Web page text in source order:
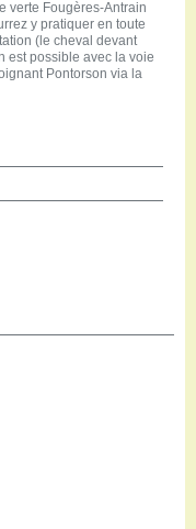
verte Fougères-Antrain
y pratiquer en toute
(le cheval devant
est possible avec la voie
Pontorson via la